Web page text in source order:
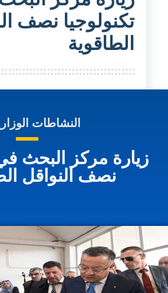
تكنولوجيا نصف
الطاقوية
النشاطات
زيارة مركز البحث في
نصف النواقل